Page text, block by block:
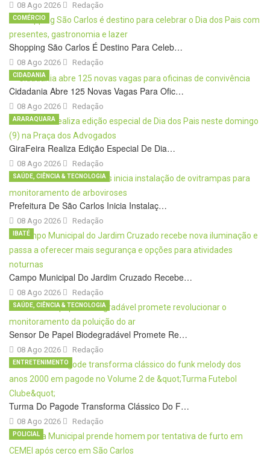
08 Ago 2026 Redação
Shopping São Carlos É Destino Para Celeb…
08 Ago 2026
COMÉRCIO
Redação
Cidadania Abre 125 Novas Vagas Para Ofic…
08 Ago 2026
CIDADANIA
Redação
GiraFeira Realiza Edição Especial De Dia…
08 Ago 2026
ARARAQUARA
Redação
Prefeitura De São Carlos Inicia Instalaç…
08 Ago 2026
SAÚDE, CIÊNCIA & TECNOLOGIA
Redação
Campo Municipal Do Jardim Cruzado Recebe…
08 Ago 2026
IBATÉ
Redação
Sensor De Papel Biodegradável Promete Re…
08 Ago 2026
SAÚDE, CIÊNCIA & TECNOLOGIA
Redação
Turma Do Pagode Transforma Clássico Do F…
08 Ago 2026
ENTRETENIMENTO
Redação
POLICIAL